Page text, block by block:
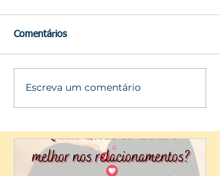
Comentários
Escreva um comentário